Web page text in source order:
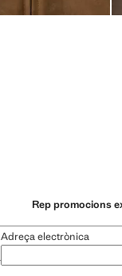
Rep promocions
Adreça electrònica